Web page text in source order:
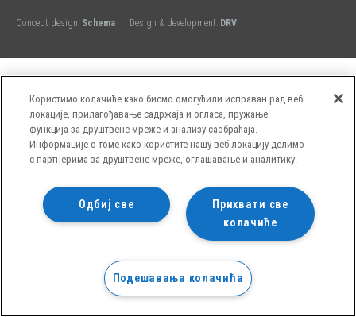
Concept design: Schema Design & development: DRV
Користимо колачиће како бисмо омогућили исправан рад веб
локације, прилагођавање садржаја и огласа, пружање
функција за друштвене мреже и анализу саобраћаја.
Информације о томе како користите нашу веб локацију делимо
с партнерима за друштвене мреже, оглашавање и аналитику.
Прихвати све
колачиће
Одбиј све
Подешавања колачића